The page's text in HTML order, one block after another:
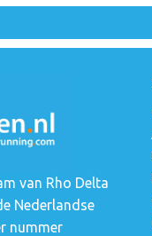
van Rho Delta
Nederlandse
nummer